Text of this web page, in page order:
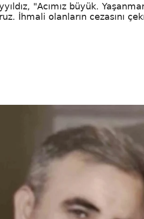
"Acımız büyük.
İhmali olanların cezasını